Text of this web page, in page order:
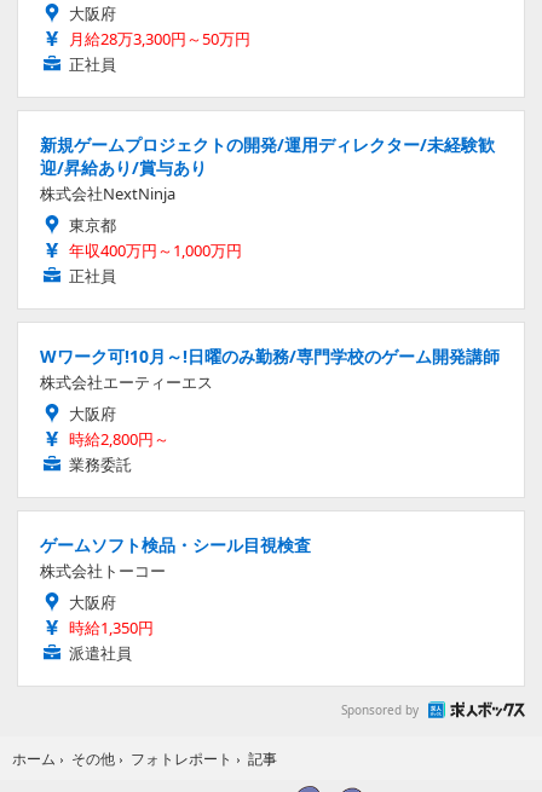
大阪府
月給28万3,300円～50万円
正社員
新規ゲームプロジェクトの開発/運用ディレクター/未経験歓
迎/昇給あり/賞与あり
株式会社NextNinja
東京都
年収400万円～1,000万円
正社員
Wワーク可!10月～!日曜のみ勤務/専門学校のゲーム開発講師
株式会社エーティーエス
大阪府
時給2,800円～
業務委託
ゲームソフト検品・シール目視検査
株式会社トーコー
大阪府
時給1,350円
派遣社員
Sponsored by
ホーム › その他 › フォトレポート › 記事